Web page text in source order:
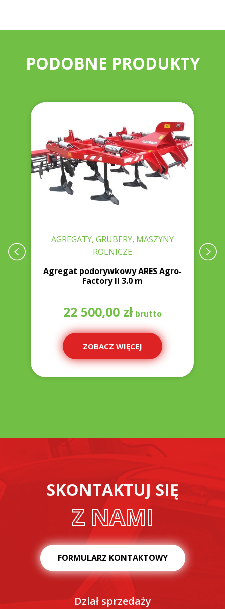
PODOBNE PRODUKTY
AGREGATY, GRUBERY, MASZYNY
ROLNICZE
Agregat podorywkowy ARES Agro-
Factory II 3.0 m
22 500,00 zł
ZOBACZ WIĘCEJ
SKONTAKTUJ SIĘ
Z NAMI
FORMULARZ KONTAKTOWY
Dział sprzedaży